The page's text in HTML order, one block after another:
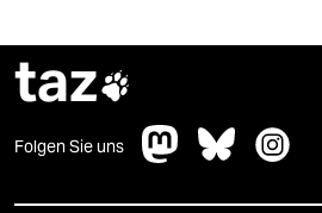
taz
Folgen Sie uns